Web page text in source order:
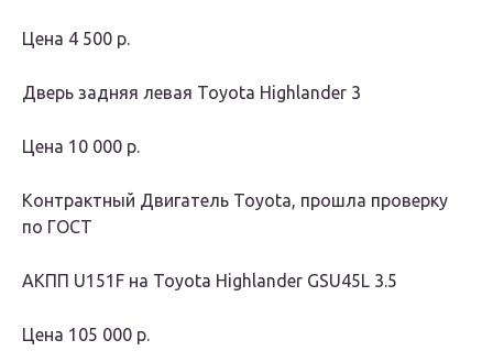
Цена 4 500 р.
Дверь задняя левая Toyota Highlander 3
Цена 10 000 р.
Контрактный Двигатель Toyota, прошла проверку
по ГОСТ
АКПП U151F на Toyota Highlander GSU45L 3.5
Цена 105 000 р.